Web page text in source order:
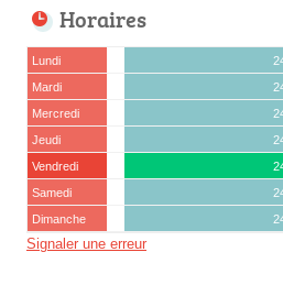
Horaires
Lundi
Mardi
Mercredi
Jeudi
Vendredi
Samedi
Dimanche
Signaler une erreur